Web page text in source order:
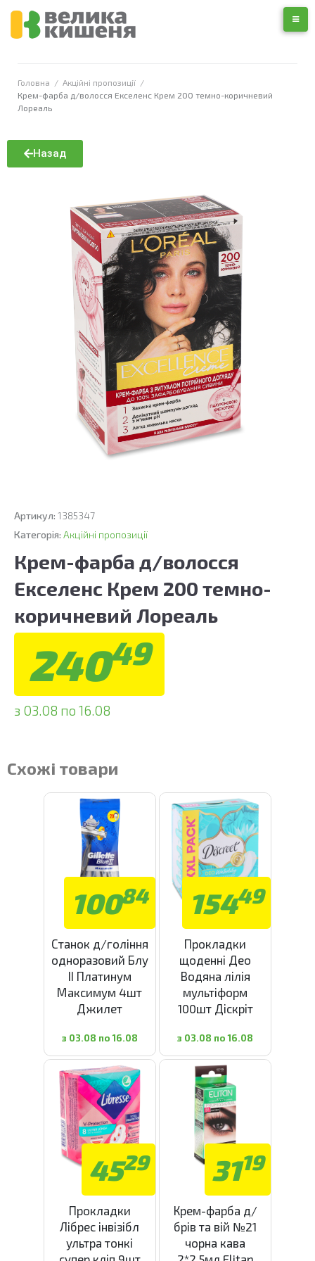
Головна / Акційні пропозиції /
Крем-фарба д/волосся Екселенс Крем 200 темно-коричневий
Лореаль
Назад
Артикул: 1385347
Категорія: Акційні пропозиції
Крем-фарба д/волосся
Екселенс Крем 200 темно-
коричневий Лореаль
24049
з 03.08 по 16.08
Схожі товари
10084
Станок д/гоління
одноразовий Блу
ІІ Платинум
Максимум 4шт
Джилет
з 03.08 по 16.08
15449
Прокладки
щоденні Део
Водяна лілія
мультіформ
100шт Діскріт
з 03.08 по 16.08
4529
Прокладки
Лібрес інвізібл
ультра тонкі
3119
Крем-фарба д/
брів та вій №21
чорна кава